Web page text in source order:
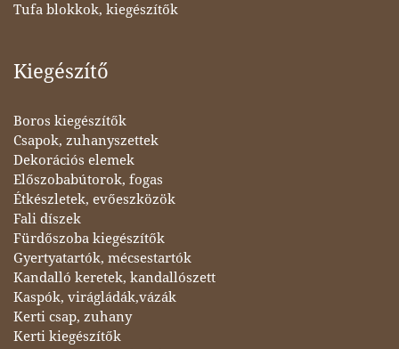
Tufa blokkok, kiegészítők
Kiegészítő
Boros kiegészítők
Csapok, zuhanyszettek
Dekorációs elemek
Előszobabútorok, fogas
Étkészletek, evőeszközök
Fali díszek
Fürdőszoba kiegészítők
Gyertyatartók, mécsestartók
Kandalló keretek, kandallószett
Kaspók, virágládák,vázák
Kerti csap, zuhany
Kerti kiegészítők